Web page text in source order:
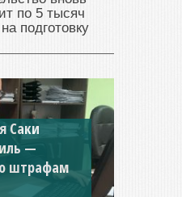
по 5 тысяч
подготовку
Саки
—
штрафам